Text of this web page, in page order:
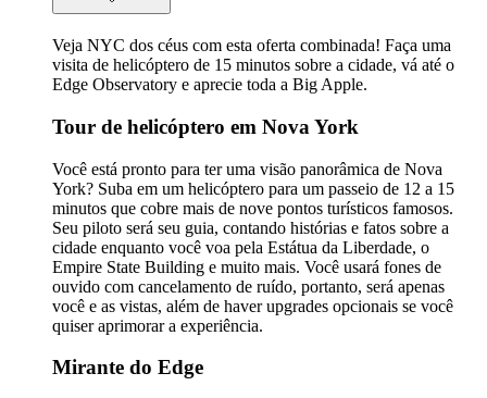
Veja NYC dos céus com esta oferta combinada! Faça uma
visita de helicóptero de 15 minutos sobre a cidade, vá até o
Edge Observatory e aprecie toda a Big Apple.
Tour de helicóptero em Nova York
Você está pronto para ter uma visão panorâmica de Nova
York? Suba em um helicóptero para um passeio de 12 a 15
minutos que cobre mais de nove pontos turísticos famosos.
Seu piloto será seu guia, contando histórias e fatos sobre a
cidade enquanto você voa pela Estátua da Liberdade, o
Empire State Building e muito mais. Você usará fones de
ouvido com cancelamento de ruído, portanto, será apenas
você e as vistas, além de haver upgrades opcionais se você
quiser aprimorar a experiência.
Mirante do Edge